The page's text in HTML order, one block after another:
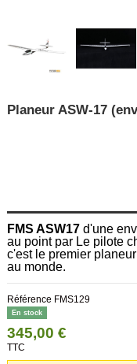
Planeur ASW-17
FMS ASW17 d'une
au point par Le pilote
c'est le premier
au monde.
Référence FMS129
En stock
345,00 €
TTC